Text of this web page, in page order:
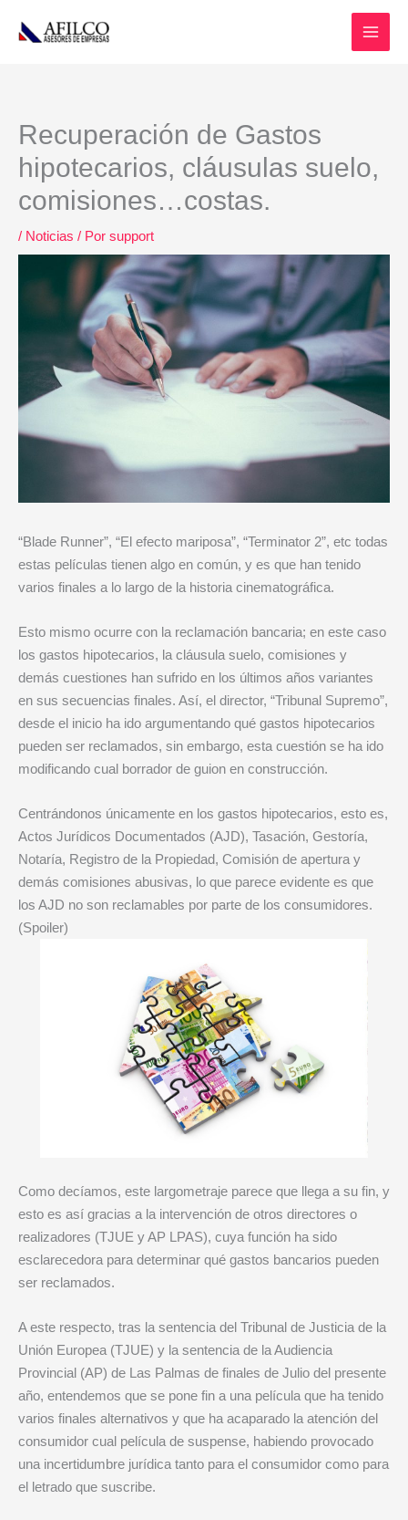
Recuperación de Gastos
hipotecarios, cláusulas suelo,
comisiones…costas.
/ Noticias / Por support
“Blade Runner”, “El efecto mariposa”, “Terminator 2”, etc todas
estas películas tienen algo en común, y es que han tenido
varios finales a lo largo de la historia cinematográfica.
Esto mismo ocurre con la reclamación bancaria; en este caso
los gastos hipotecarios, la cláusula suelo, comisiones y
demás cuestiones han sufrido en los últimos años variantes
en sus secuencias finales. Así, el director, “Tribunal Supremo”,
desde el inicio ha ido argumentando qué gastos hipotecarios
pueden ser reclamados, sin embargo, esta cuestión se ha ido
modificando cual borrador de guion en construcción.
Centrándonos únicamente en los gastos hipotecarios, esto es,
Actos Jurídicos Documentados (AJD), Tasación, Gestoría,
Notaría, Registro de la Propiedad, Comisión de apertura y
demás comisiones abusivas, lo que parece evidente es que
los AJD no son reclamables por parte de los consumidores.
(Spoiler)
Como decíamos, este largometraje parece que llega a su fin, y
esto es así gracias a la intervención de otros directores o
realizadores (TJUE y AP LPAS), cuya función ha sido
esclarecedora para determinar qué gastos bancarios pueden
ser reclamados.
A este respecto, tras la sentencia del Tribunal de Justicia de la
Unión Europea (TJUE) y la sentencia de la Audiencia
Provincial (AP) de Las Palmas de finales de Julio del presente
año, entendemos que se pone fin a una película que ha tenido
varios finales alternativos y que ha acaparado la atención del
consumidor cual película de suspense, habiendo provocado
una incertidumbre jurídica tanto para el consumidor como para
el letrado que suscribe.